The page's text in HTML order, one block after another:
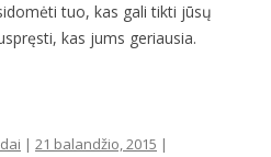
tuo, kas gali tikti jūsų
kas jums geriausia.
| 21 balandžio, 2015 |